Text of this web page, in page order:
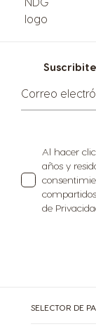
Correo
Al hacer
años y
de
SELECTOR DE